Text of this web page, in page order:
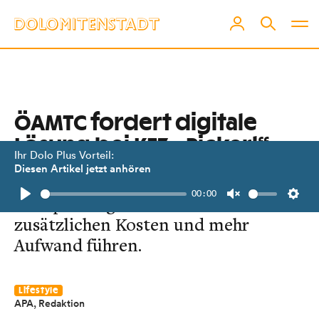
Ihr Dolo Plus Vorteil:
Diesen Artikel jetzt anhören
Play
00:00
Unmute
ÖAMTC fordert digitale
Lösung bei KFZ-„Pickerl“
Andernfalls würden die neuen §57a-
Überprüfungsabstände zu
zusätzlichen Kosten und mehr
Aufwand führen.
Lifestyle
APA, Redaktion